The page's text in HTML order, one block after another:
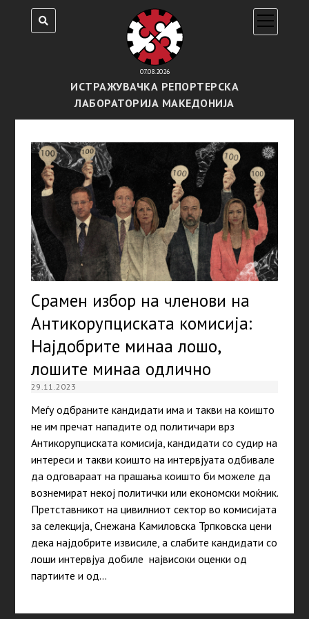
07.08.2026
ИСТРАЖУВАЧКА РЕПОРТЕРСКА
ЛАБОРАТОРИЈА МАКЕДОНИЈА
open
menu
Срамен избор на членови на
Антикорупциската комисија:
Најдобрите минаа лошо,
лошите минаа одлично
29.11.2023
Меѓу одбраните кандидати има и такви на коишто
не им пречат нападите од политичари врз
Антикорупциската комисија, кандидати со судир на
интереси и такви коишто на интервјуата одбивале
да одговараат на прашања коишто би можеле да
вознемират некој политички или економски моќник.
Претставникот на цивилниот сектор во комисијата
за селекција, Снежана Камиловска Трпковска цени
дека најдобрите извисиле, а слабите кандидати со
лоши интервјуа добиле највисоки оценки од
партиите и од…